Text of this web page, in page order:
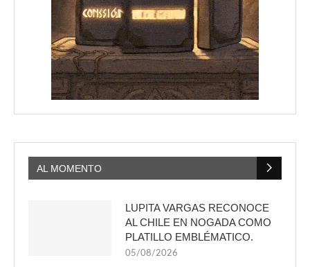
AL MOMENTO
LUPITA VARGAS RECONOCE
AL CHILE EN NOGADA COMO
PLATILLO EMBLÉMATICO.
05/08/2026